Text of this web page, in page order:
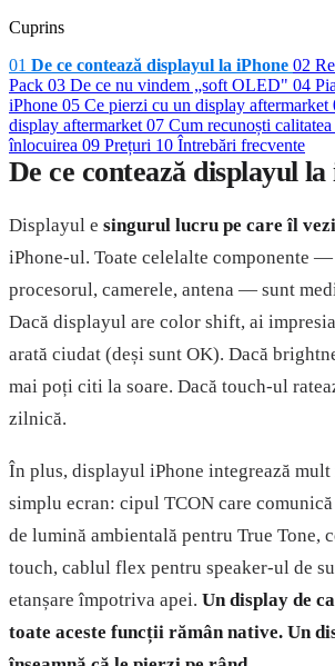
Cuprins
01 De ce contează displayul la iPhone 02
Pack 03 De ce nu vindem „soft OLED" 04
iPhone 05 Ce pierzi cu un display aftermarket
display aftermarket 07 Cum recunoști calitatea
înlocuirea 09 Prețuri 10 Întrebări frecvente
De ce contează displayul la
Displayul e singurul lucru pe care îl vezi
iPhone-ul. Toate celelalte componente
procesorul, camerele, antena — sunt
Dacă displayul are color shift, ai
arată ciudat (deși sunt OK). Dacă
mai poți citi la soare. Dacă touch-ul
zilnică.
În plus, displayul iPhone integrează mult
simplu ecran: cipul TCON care
de lumină ambientală pentru True Tone,
touch, cablul flex pentru speaker-ul de
etanșare împotriva apei. Un display de
toate aceste funcții rămân native. Un